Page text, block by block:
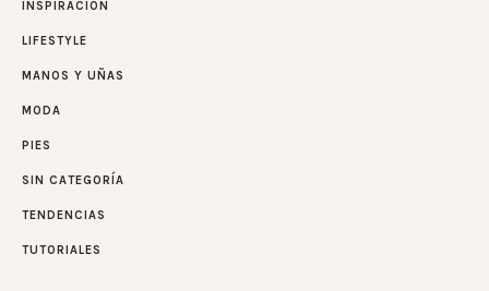
INSPIRACIÓN
LIFESTYLE
MANOS Y UÑAS
MODA
PIES
SIN CATEGORÍA
TENDENCIAS
TUTORIALES